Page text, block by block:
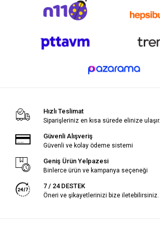
Hızlı Teslimat
Siparişleriniz en kısa sürede elinize ulaşır.
Güvenli Alışveriş
Güvenli ve kolay ödeme sistemi
Geniş Ürün Yelpazesi
Binlerce ürün ve kampanya seçeneği
7 / 24 DESTEK
Öneri ve şikayetlerinizi bize iletebilirsiniz.